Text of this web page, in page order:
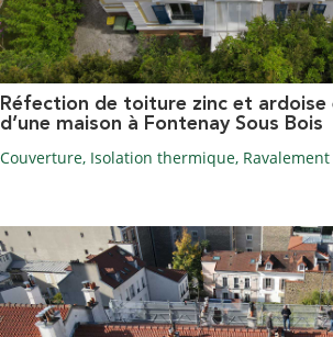
Réfection de toiture zinc et
d’une maison à Fontenay Sous Bois
Couverture, Isolation thermique, Ravalement